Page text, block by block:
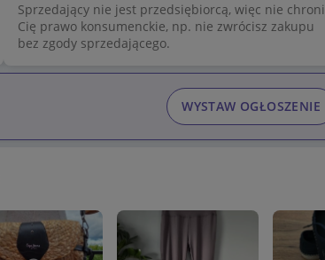
Sprzedający nie jest przedsiębiorcą, więc nie chroni
Cię prawo konsumenckie, np. nie zwrócisz zakupu
bez zgody sprzedającego.
WYSTAW OGŁOSZENIE